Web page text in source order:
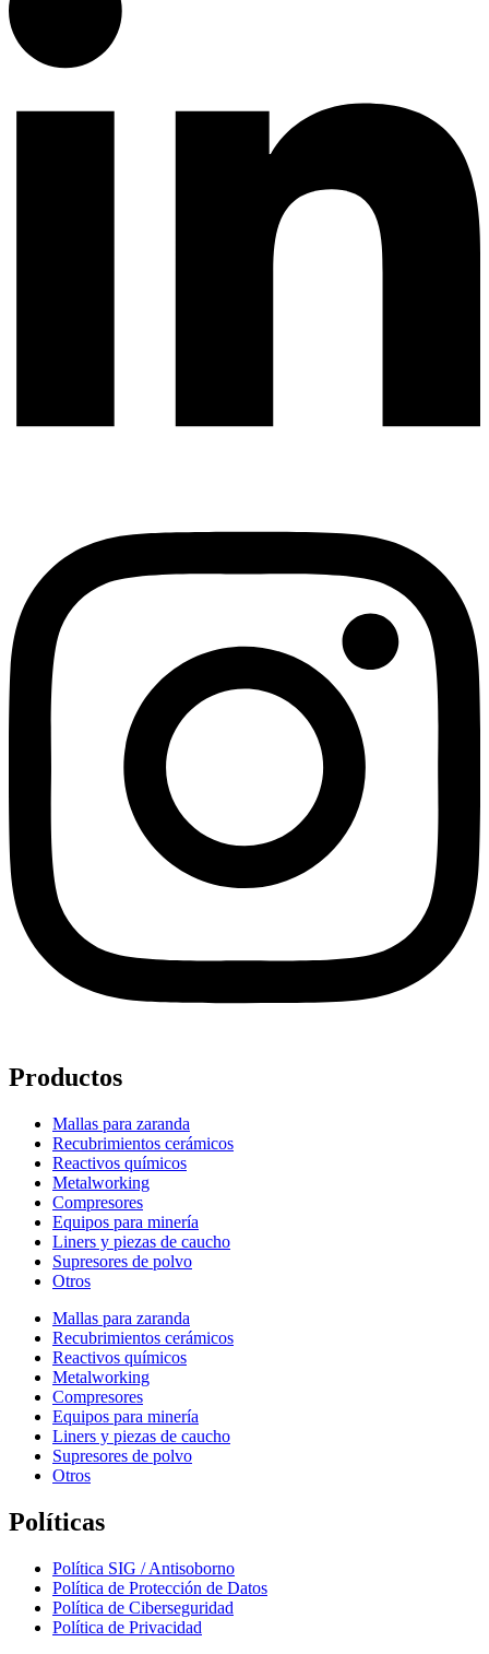
Productos
Mallas para zaranda
Recubrimientos cerámicos
Reactivos químicos
Metalworking
Compresores
Equipos para minería
Liners y piezas de caucho
Supresores de polvo
Otros
Mallas para zaranda
Recubrimientos cerámicos
Reactivos químicos
Metalworking
Compresores
Equipos para minería
Liners y piezas de caucho
Supresores de polvo
Otros
Políticas
Política SIG / Antisoborno
Política de Protección de Datos
Política de Ciberseguridad
Política de Privacidad